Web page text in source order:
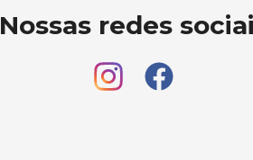
Nossas redes